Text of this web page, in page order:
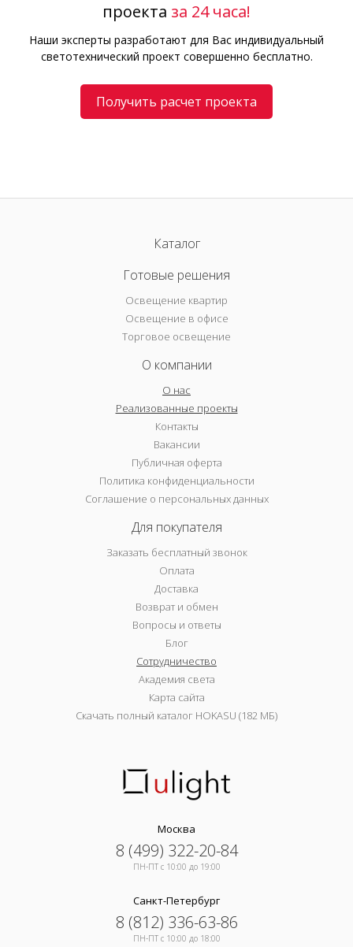
проекта за 24 часа!
Наши эксперты разработают для Вас индивидуальный
светотехнический проект совершенно бесплатно.
Получить расчет проекта
Каталог
Готовые решения
Освещение квартир
Освещение в офисе
Торговое освещение
О компании
О нас
Реализованные проекты
Контакты
Вакансии
Публичная оферта
Политика конфиденциальности
Соглашение о персональных данных
Для покупателя
Заказать бесплатный звонок
Оплата
Доставка
Возврат и обмен
Вопросы и ответы
Блог
Сотрудничество
Академия света
Карта сайта
Скачать полный каталог HOKASU (182 МБ)
Москва
8 (499) 322-20-84
ПН-ПТ c 10:00 до 19:00
Санкт-Петербург
8 (812) 336-63-86
ПН-ПТ c 10:00 до 18:00